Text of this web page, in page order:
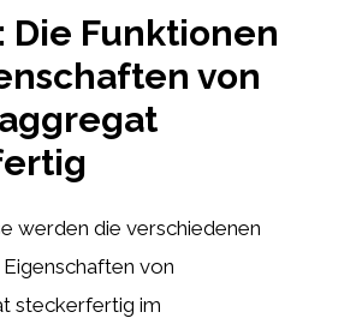
Die Funktionen
von
werden die verschiedenen
von
steckerfertig im